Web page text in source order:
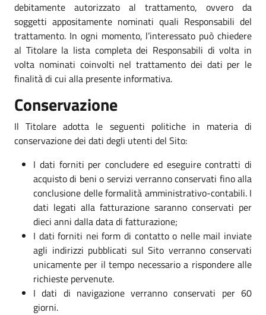
debitamente autorizzato al trattamento, ovvero da
soggetti appositamente nominati quali Responsabili del
trattamento. In ogni momento, l’interessato può chiedere
al Titolare la lista completa dei Responsabili di volta in
volta nominati coinvolti nel trattamento dei dati per le
finalità di cui alla presente informativa.
Conservazione
Il Titolare adotta le seguenti politiche in materia di
conservazione dei dati degli utenti del Sito:
I dati forniti per concludere ed eseguire contratti di
acquisto di beni o servizi verranno conservati fino alla
conclusione delle formalità amministrativo-contabili. I
dati legati alla fatturazione saranno conservati per
dieci anni dalla data di fatturazione;
I dati forniti nei form di contatto o nelle mail inviate
agli indirizzi pubblicati sul Sito verranno conservati
unicamente per il tempo necessario a rispondere alle
richieste pervenute.
I dati di navigazione verranno conservati per 60
giorni.